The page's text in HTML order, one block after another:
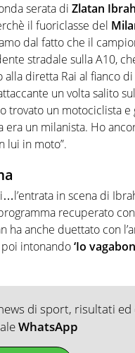
serata di Zlatan
il fuoriclasse del
dal fatto che il
stradale sulla A10,
diretta Rai al fianco di
un volta salito
trovato un motociclista e
era un milanista. Ho
lui in moto”.
in scena di
recuperato
ha anche duettato con
intonando‘Io
di sport, risultati ed
WhatsApp